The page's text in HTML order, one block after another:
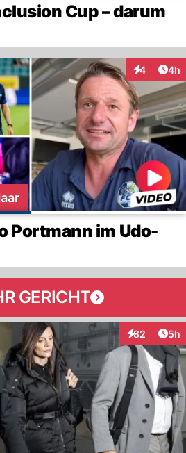
Cup – darum
4 4h
Portmann im Udo-
GERICHT
82
Interaktionen
5h